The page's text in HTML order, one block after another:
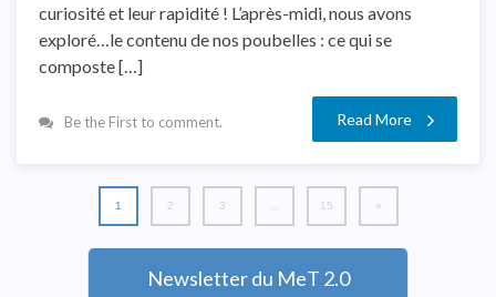
curiosité et leur rapidité ! L’après-midi, nous avons
exploré…le contenu de nos poubelles : ce qui se
composte […]
Be the First to comment. Read More
1 2 3 15 »
Newsletter du MeT 2.0